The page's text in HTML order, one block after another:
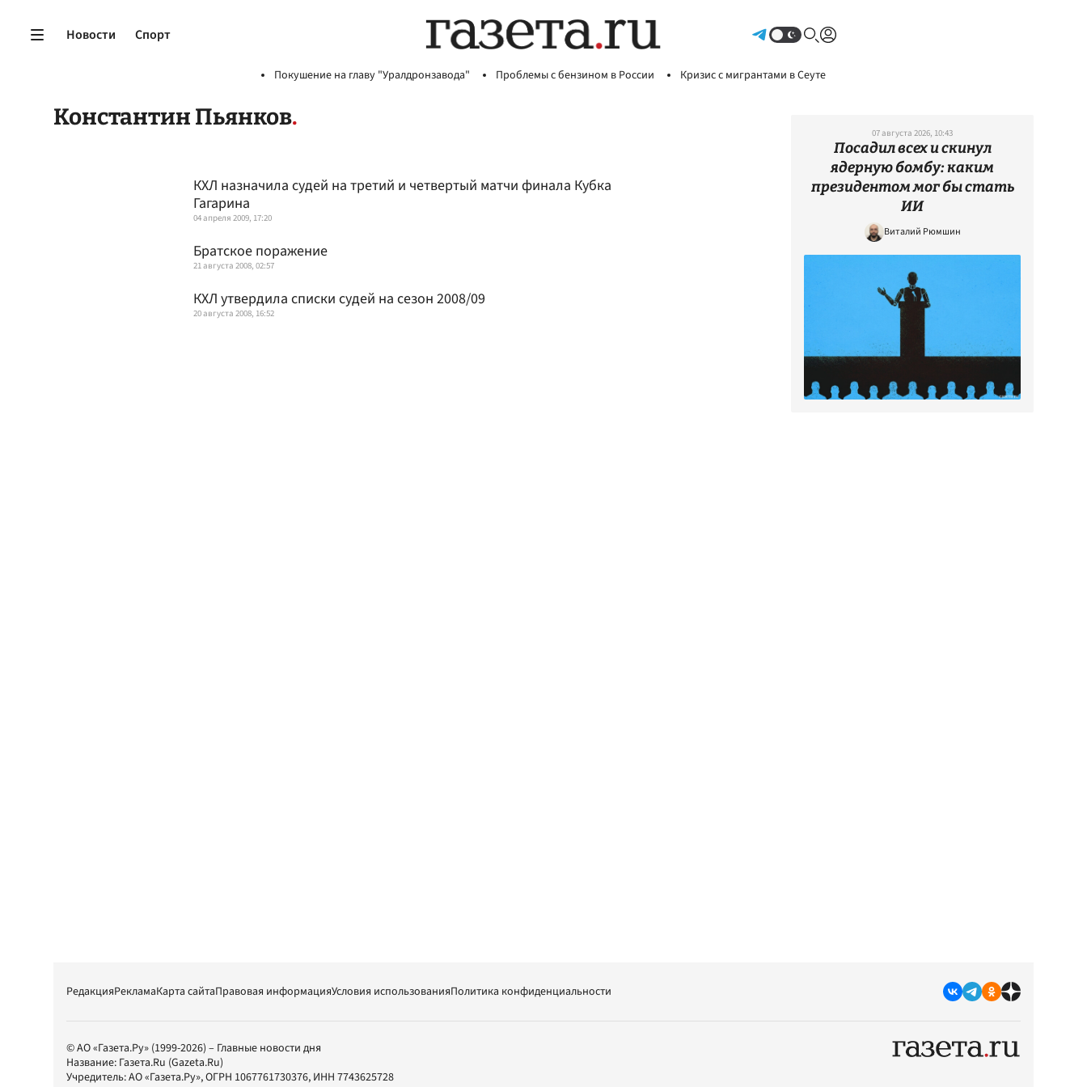
Новости Спорт
Покушение на главу "Уралдронзавода" Проблемы с бензином в России Кризис с мигрантами в Сеуте
Константин Пьянков
КХЛ назначила судей на третий и четвертый матчи финала Кубка
Гагарина
04 апреля 2009, 17:20
Братское поражение
21 августа 2008, 02:57
КХЛ утвердила списки судей на сезон 2008/09
20 августа 2008, 16:52
07 августа 2026, 10:43
Посадил всех и скинул
ядерную бомбу: каким
президентом мог бы стать
ИИ
Виталий Рюмшин
РедакцияРекламаКарта сайтаПравовая информацияУсловия использованияПолитика конфиденциальности
© АО «Газета.Ру» (1999-2026) – Главные новости дня
Название: Газета.Ru (Gazeta.Ru)
Учредитель:АО «Газета.Ру», ОГРН 1067761730376, ИНН 7743625728